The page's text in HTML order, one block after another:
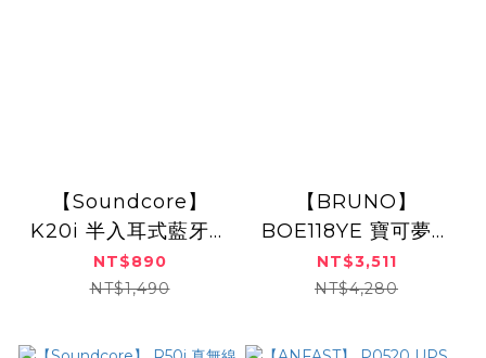
【Soundcore】
K20i 半入耳式藍牙耳
機
NT$890
NT$1,490
【BRUNO】
BOE118YE 寶可夢多
功能電烤盤
NT$3,511
NT$4,280